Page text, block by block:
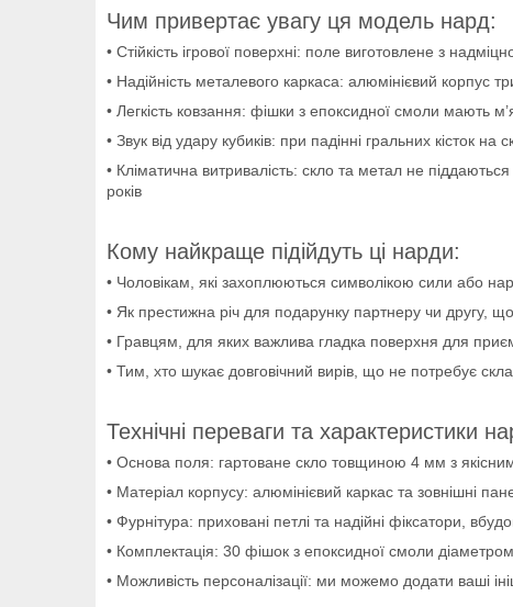
Чим привертає увагу ця модель нард:
• Стійкість ігрової поверхні: поле виготовлене з
• Надійність металевого каркаса: алюмінієвий корпус
• Легкість ковзання: фішки з епоксидної смоли мають
• Звук від удару кубиків: при падінні гральних кісток
• Кліматична витривалість: скло та метал не
років
Кому найкраще підійдуть ці нарди:
• Чоловікам, які захоплюються символікою сили або
• Як престижна річ для подарунку партнеру чи другу,
• Гравцям, для яких важлива гладка поверхня для
• Тим, хто шукає довговічний вирів, що не потребує
Технічні переваги та характеристики
• Основа поля: гартоване скло товщиною 4 мм з
• Матеріал корпусу: алюмінієвий каркас та зовнішні
• Фурнітура: приховані петлі та надійні фіксатори,
• Комплектація: 30 фішок з епоксидної смоли
• Можливість персоналізації: ми можемо додати ваші